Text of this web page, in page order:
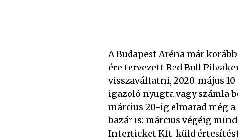
A Budapest Aréna már
ére tervezett Red Bull
visszaváltatni, 2020. május
igazoló nyugta vagy számla
március 20-ig elmarad még a
bazár is: március végéig
Interticket Kft. küld